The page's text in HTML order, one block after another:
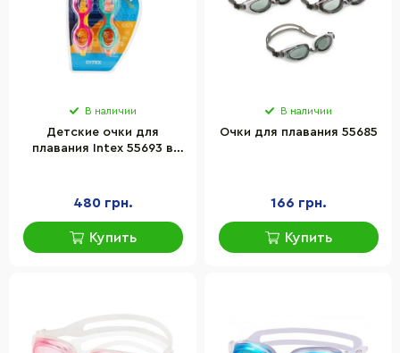
В наличии
Детские очки для
плавания Intex 55693 в
480 грн.
Купить
В наличии
Очки для плавания 55685
166 грн.
Купить